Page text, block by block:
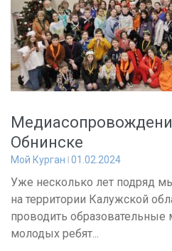
Обнинске
Мой Курган 01.02.2024
Уже несколько лет подряд
на территории Калужской
проводить образовательные
молодых ребят...